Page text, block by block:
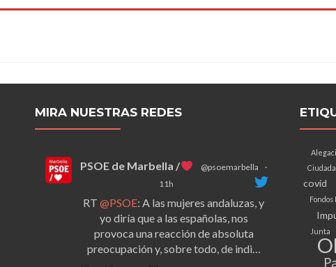
MIRA NUESTRAS REDES
PSOE de Marbella / @psoemarbella
·
11h
RT @PSOE: A las mujeres andaluzas, y
yo diría que a las españolas, nos
provoca una reacción de absoluta
preocupación y, sobre todo, de indi…
covid
Junta